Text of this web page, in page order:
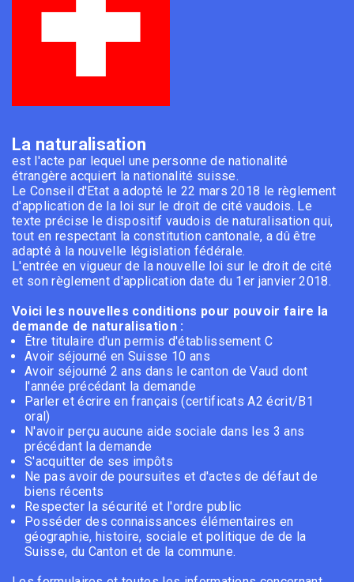
La naturalisation
est l'acte par lequel une personne de nationalité
étrangère acquiert la nationalité suisse.
Le Conseil d'Etat a adopté le 22 mars 2018 le règlement
d'application de la loi sur le droit de cité vaudois. Le
texte précise le dispositif vaudois de naturalisation qui,
tout en respectant la constitution cantonale, a dû être
adapté à la nouvelle législation fédérale.
L'entrée en vigueur de la nouvelle loi sur le droit de cité
et son règlement d'application date du 1er janvier 2018.
Voici les nouvelles conditions pour pouvoir faire la
demande de naturalisation :
Être titulaire d'un permis d'établissement C
Avoir séjourné en Suisse 10 ans
Avoir séjourné 2 ans dans le canton de Vaud dont
l'année précédant la demande
Parler et écrire en français (certificats A2 écrit/B1
oral)
N'avoir perçu aucune aide sociale dans les 3 ans
précédant la demande
S'acquitter de ses impôts
Ne pas avoir de poursuites et d'actes de défaut de
biens récents
Respecter la sécurité et l'ordre public
Posséder des connaissances élémentaires en
géographie, histoire, sociale et politique de de la
Suisse, du Canton et de la commune.